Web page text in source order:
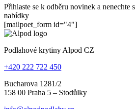
Přihlaste se k odběru novinek a
nabídky
[mailpoet_form id="4"]
Podlahové krytiny Alpod CZ
+420 222 722 450
Bucharova 1281/2
158 00 Praha 5 – Stodůlky